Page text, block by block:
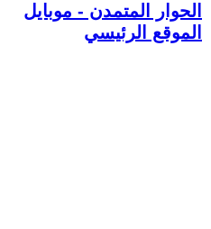
الحوار المتمدن - موبايل
الموقع الرئيسي